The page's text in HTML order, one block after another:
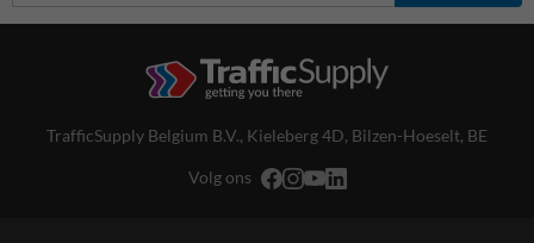
TrafficSupply Belgium B.V., Kieleberg 4D, Bilzen-Hoeselt, BE
Volg ons